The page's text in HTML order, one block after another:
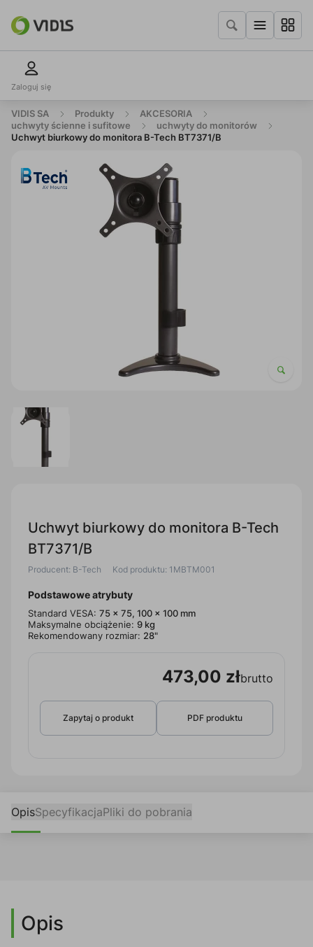
Zaloguj się
VIDIS SA Produkty
AKCESORIA
uchwyty ścienne i sufitowe
uchwyty do monitorów
Uchwyt biurkowy do monitora B-Tech BT7371/B
Uchwyt biurkowy do monitora B-Tech
BT7371/B
Producent: B-Tech Kod produktu: 1MBTM001
Podstawowe atrybuty
Standard VESA: 75 x 75, 100 x 100 mm
Maksymalne obciążenie: 9 kg
Rekomendowany rozmiar: 28"
473,00 złbrutto
Zapytaj o produkt PDF produktu
OpisSpecyfikacjaPliki do pobrania
Opis